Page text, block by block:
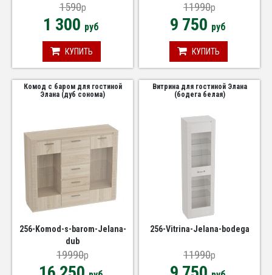
1590p
1 300 руб
КУПИТЬ
11990p
9 750 руб
КУПИТЬ
Комод с баром для гостиной
Элана (дуб сонома)
256-Komod-s-barom-Jelana-
dub
19990p
Витрина для гостиной Элана
(бодега белая)
256-Vitrina-Jelana-bodega
11990p